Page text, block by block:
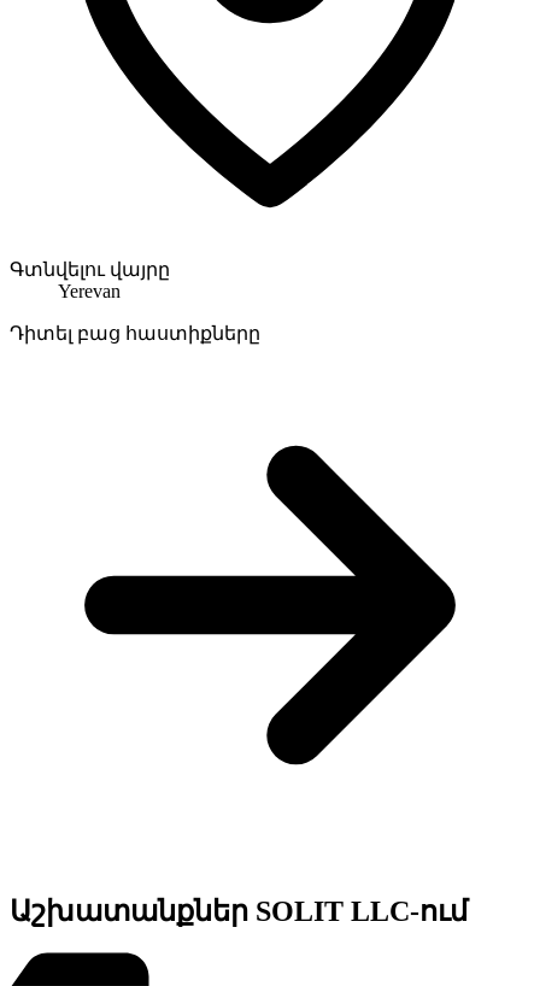
Գտնվելու վայրը
Yerevan
Դիտել բաց հաստիքները
Աշխատանքներ SOLIT LLC-ում